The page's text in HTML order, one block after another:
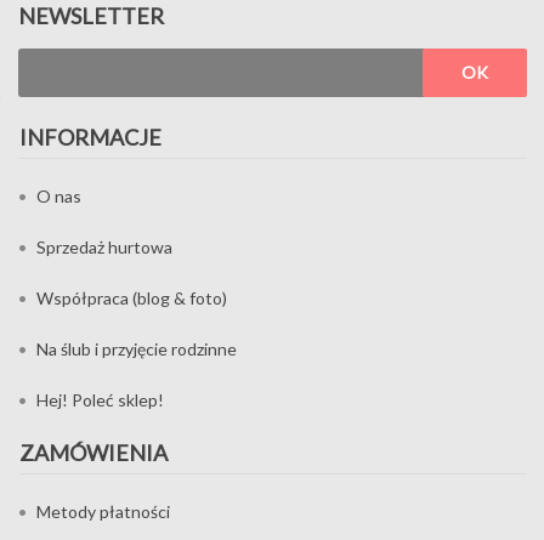
NEWSLETTER
OK
INFORMACJE
O nas
Sprzedaż hurtowa
Współpraca (blog & foto)
Na ślub i przyjęcie rodzinne
Hej! Poleć sklep!
ZAMÓWIENIA
Metody płatności